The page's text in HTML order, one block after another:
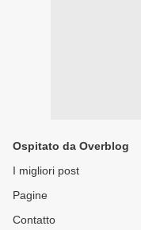
Ospitato da Overblog
I migliori post
Pagine
Contatto